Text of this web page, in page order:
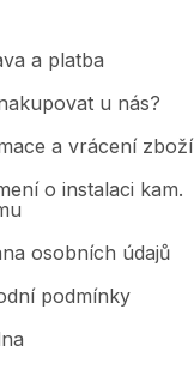
a platba
u nás?
a vrácení zboží
o instalaci kam.
osobních údajů
podmínky